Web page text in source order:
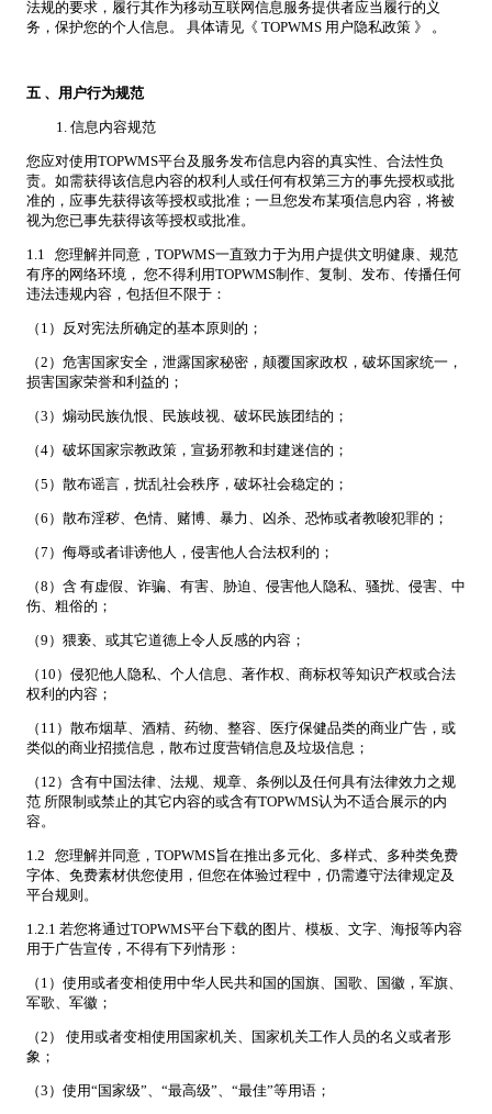
法规的要求，履行其作为移动互联网信息服务提供者应当履行的义
务，保护您的个人信息。 具体请见《 TOPWMS 用户隐私政策 》 。
五 、用户行为规范
信息内容规范
您应对使用TOPWMS平台及服务发布信息内容的真实性、合法性负
责。如需获得该信息内容的权利人或任何有权第三方的事先授权或批
准的，应事先获得该等授权或批准；一旦您发布某项信息内容，将被
视为您已事先获得该等授权或批准。
1.1 您理解并同意，TOPWMS一直致力于为用户提供文明健康、规范
有序的网络环境， 您不得利用TOPWMS制作、复制、发布、传播任何
违法违规内容，包括但不限于：
（1）反对宪法所确定的基本原则的；
（2）危害国家安全，泄露国家秘密，颠覆国家政权，破坏国家统一，
损害国家荣誉和利益的；
（3）煽动民族仇恨、民族歧视、破坏民族团结的；
（4）破坏国家宗教政策，宣扬邪教和封建迷信的；
（5）散布谣言，扰乱社会秩序，破坏社会稳定的；
（6）散布淫秽、色情、赌博、暴力、凶杀、恐怖或者教唆犯罪的；
（7）侮辱或者诽谤他人，侵害他人合法权利的；
（8）含 有虚假、诈骗、有害、胁迫、侵害他人隐私、骚扰、侵害、中
伤、粗俗的；
（9）猥亵、或其它道德上令人反感的内容；
（10）侵犯他人隐私、个人信息、著作权、商标权等知识产权或合法
权利的内容；
（11）散布烟草、酒精、药物、整容、医疗保健品类的商业广告，或
类似的商业招揽信息，散布过度营销信息及垃圾信息；
（12）含有中国法律、法规、规章、条例以及任何具有法律效力之规
范 所限制或禁止的其它内容的或含有TOPWMS认为不适合展示的内
容。
1.2 您理解并同意，TOPWMS旨在推出多元化、多样式、多种类免费
字体、免费素材供您使用，但您在体验过程中，仍需遵守法律规定及
平台规则。
1.2.1 若您将通过TOPWMS平台下载的图片、模板、文字、海报等内容
用于广告宣传，不得有下列情形：
（1）使用或者变相使用中华人民共和国的国旗、国歌、国徽，军旗、
军歌、军徽；
（2） 使用或者变相使用国家机关、国家机关工作人员的名义或者形
象；
（3）使用“国家级”、“最高级”、“最佳”等用语；